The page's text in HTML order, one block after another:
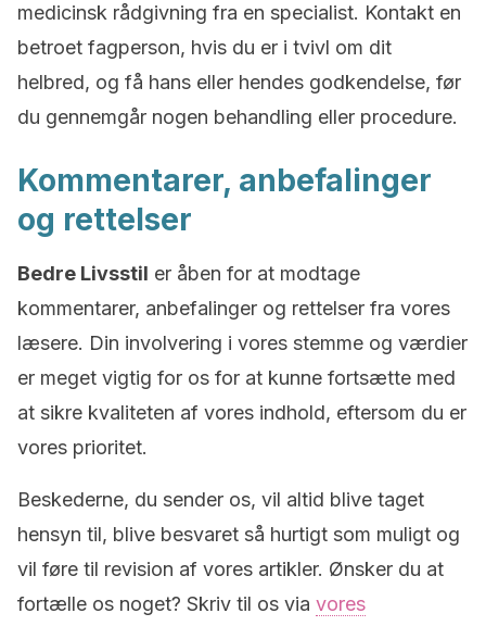
medicinsk rådgivning fra en specialist. Kontakt en
betroet fagperson, hvis du er i tvivl om dit
helbred, og få hans eller hendes godkendelse, før
du gennemgår nogen behandling eller procedure.
Kommentarer, anbefalinger
og rettelser
Bedre Livsstil er åben for at modtage
kommentarer, anbefalinger og rettelser fra vores
læsere. Din involvering i vores stemme og værdier
er meget vigtig for os for at kunne fortsætte med
at sikre kvaliteten af vores indhold, eftersom du er
vores prioritet.
Beskederne, du sender os, vil altid blive taget
hensyn til, blive besvaret så hurtigt som muligt og
vil føre til revision af vores artikler. Ønsker du at
fortælle os noget? Skriv til os via vores